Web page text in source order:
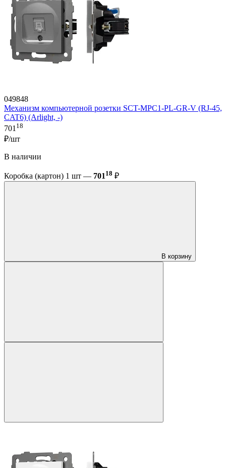
049848
Механизм компьютерной розетки SCT-MPC1-PL-GR-V (RJ-45,
CAT6) (Arlight, -)
701 18
₽/шт
В наличии
Коробка (картон) 1 шт — 701 18 ₽
В корзину